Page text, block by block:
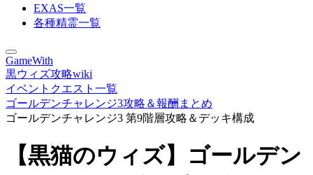
EXAS一覧
各種精霊一覧
GameWith
黒ウィズ攻略wiki
イベントクエスト一覧
ゴールデンチャレンジ3攻略＆報酬まとめ
ゴールデンチャレンジ3 第9階層攻略＆デッキ構成
【黒猫のウィズ】ゴールデン